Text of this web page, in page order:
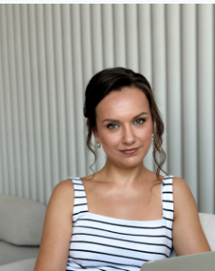
2025:
ПОВНИЙ
ГІД
З
РОЗРАХУНКУ
ТА